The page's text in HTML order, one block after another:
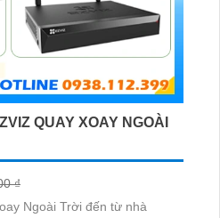
QUAY XOAY NGOÀI
₫
Ngoài Trời đến từ nhà